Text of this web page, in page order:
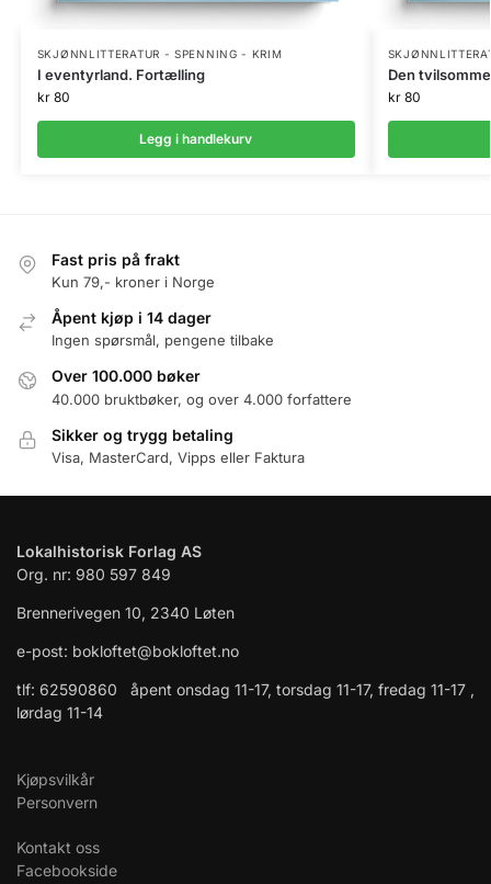
SKJØNNLITTERATUR - SPENNING - KRIM
I eventyrland. Fortælling
kr80
Legg i handlekurv
Den
kr80
Fast pris på frakt
Kun 79,- kroner i Norge
Åpent kjøp i 14 dager
Ingen spørsmål, pengene tilbake
Over 100.000 bøker
40.000 bruktbøker, og over 4.000 forfattere
Sikker og trygg betaling
Visa, MasterCard, Vipps eller Faktura
Lokalhistorisk Forlag AS
Org. nr: 980 597 849
Brennerivegen 10, 2340 Løten
e-post: bokloftet@bokloftet.no
tlf: 62590860 åpent onsdag 11-17, torsdag 11-17, fredag 11-17 ,
lørdag 11-14
Kjøpsvilkår
Personvern
Kontakt oss
Facebookside